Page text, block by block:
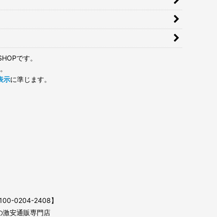
です。
示に準じます。
0204-2408】
安通販専門店